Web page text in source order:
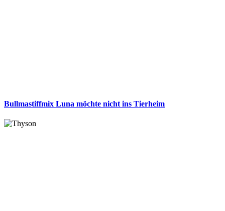
Bullmastiffmix Luna möchte nicht ins Tierheim